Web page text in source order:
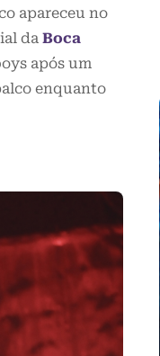
apareceu no
da Boca
após um
enquanto